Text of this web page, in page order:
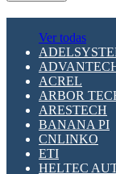
Ver todas
ACREL
ARBOR
ARESTECH
BANANA PI
CNLINKO
ETI
HELTEC